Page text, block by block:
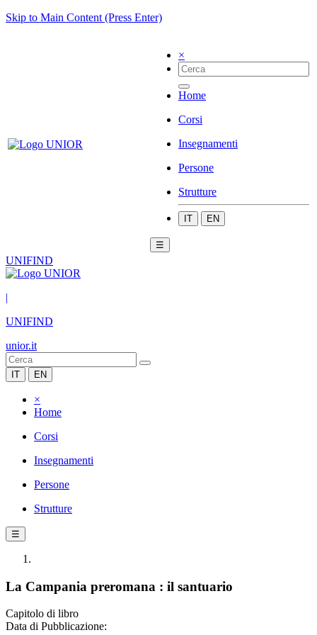
Skip to Main Content (Press Enter)
×
Home
Corsi
Insegnamenti
Persone
Strutture
IT EN
☰
UNIFIND
|
UNIFIND
unior.it
IT EN
×
Home
Corsi
Insegnamenti
Persone
Strutture
☰
La Campania preromana : il santuario
Capitolo di libro
Data di Pubblicazione: